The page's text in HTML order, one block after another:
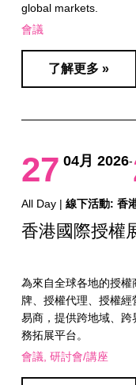
global markets.
會議
了解更多 »
27 04月 2026-
All Day | 線下活動: 香
香港國際授權
為來自全球各地的授權
牌、授權代理、授權經
易商，提供跨地域、跨
務拓展平台。
會議 研討會/講座